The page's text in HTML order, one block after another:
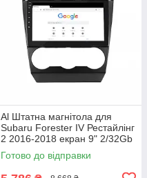
Al Штатна магнітола для
Subaru Forester IV Рестайлінг
2 2016-2018 екран 9" 2/32Gb
Wi-Fi GPS Base Android
Готово до відправки